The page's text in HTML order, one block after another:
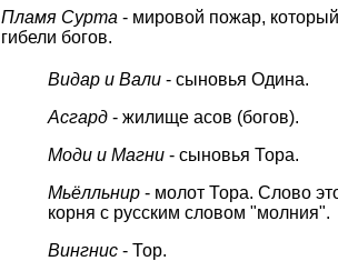
Пламя Сурта - мировой пожар,
гибели богов.
Видар и Вали - сыновья Одина.
Асгард - жилище асов (богов).
Моди и Магни - сыновья Тора.
Мьёлльнир - молот Тора. Слово
корня с русским словом "молния".
Вингнис - Тор.